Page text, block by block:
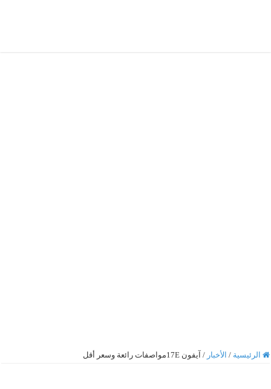
الرئيسية / الأخبار / آيفون 17Eمواصفات رائعة وسعر أقل